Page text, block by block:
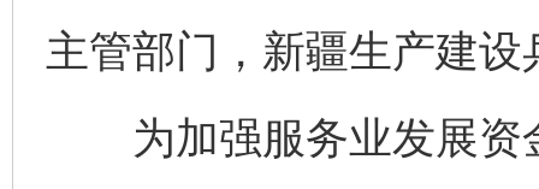
主管部门，新疆生产建
为加强服务业发展资